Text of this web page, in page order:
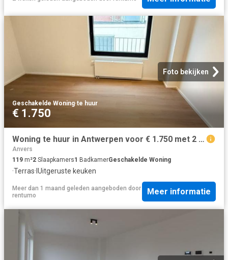
Foto bekijken
Geschakelde Woning·te huur
€ 1.750
Woning te huur in Antwerpen voor € 1.750 met 2 slaapkamers
Anvers
119 m²2 Slaapkamers1 BadkamerGeschakelde Woning
·Terras· IUitgeruste keuken
Meer dan 1 maand geleden aangeboden door
rentumo
Meer informatie